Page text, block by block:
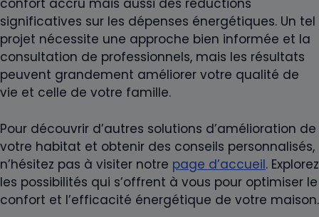
confort accru mais aussi des réductions
significatives sur les dépenses énergétiques. Un tel
projet nécessite une approche bien informée et la
consultation de professionnels, mais les résultats
peuvent grandement améliorer votre qualité de
vie et celle de votre famille.
Pour découvrir d’autres solutions d’amélioration de
votre habitat et obtenir des conseils personnalisés,
n’hésitez pas à visiter notre page d’accueil. Explorez
les possibilités qui s’offrent à vous pour optimiser le
confort et l’efficacité énergétique de votre maison.